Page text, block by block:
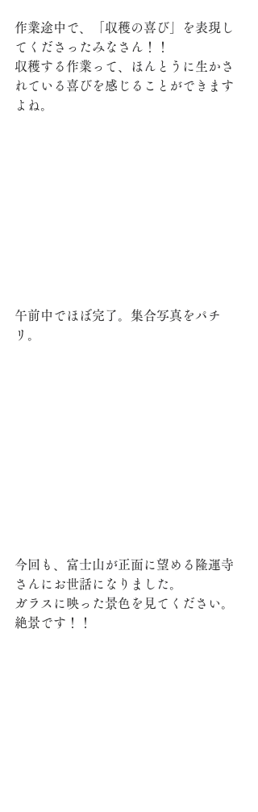
作業途中で、「収穫の喜び」を表現し
てくださったみなさん！！
収穫する作業って、ほんとうに生かさ
れている喜びを感じることができます
よね。
午前中でほぼ完了。集合写真をパチ
リ。
今回も、富士山が正面に望める隆運寺
さんにお世話になりました。
ガラスに映った景色を見てください。
絶景です！！